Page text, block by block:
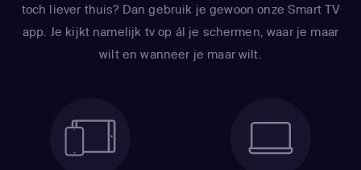
toch liever thuis? Dan gebruik je gewoon onze Smart TV
app. Je kijkt namelijk tv op ál je schermen, waar je maar
wilt en wanneer je maar wilt.